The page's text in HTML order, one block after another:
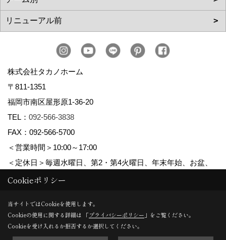
株式会社タカノホーム
〒811-1351
福岡市南区屋形原1-36-20
TEL： 092-566-3838
FAX：092-566-5700
＜営業時間＞10:00～17:00
＜定休日＞毎週水曜日、第2・第4火曜日、年末年始、お盆、
ゴールデンウィーク、夏季休暇
Copyright (c) TAKANO CONSTRUCTION CO.,LTD. All Rights Reserved.
Cookieポリシー
当サイトではCookieを使用します。
Cookieの使用に関する詳細は 「プライバシーポリシー 」をご覧ください。
Cookieを受け入れるか拒否するか選択してください。